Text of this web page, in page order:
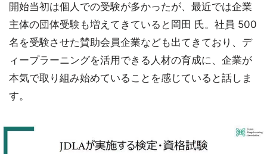
開始当初は個人での受験が多かったが、最近では企業
主体の団体受験も増えてきていると岡田 氏。社員 500
名を受験させた賛助会員企業なども出てきており、デ
ィープラーニングを活用できる人材の育成に、企業が
本気で取り組み始めていることを感じていると話しま
す。